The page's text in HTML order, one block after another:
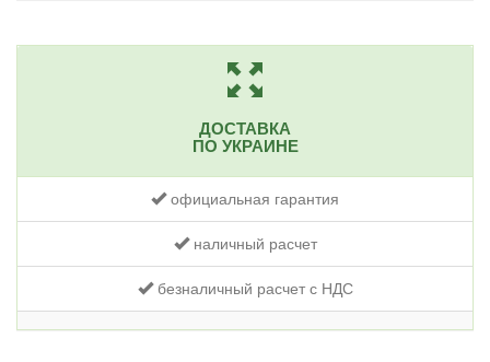
ДОСТАВКА
ПО УКРАИНЕ
официальная гарантия
наличный расчет
безналичный расчет с НДС